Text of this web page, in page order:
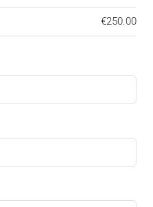
€250.00